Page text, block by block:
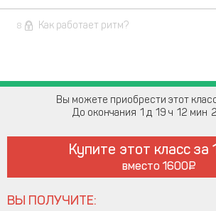
8 Как работает ритм?
Вы можете приобрести этот
До окончания 1 19 12
Купите этот класс за
вместо 1600
ВЫ ПОЛУЧИТЕ: